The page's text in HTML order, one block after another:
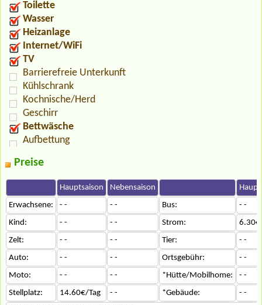
Toilette
Wasser
Heizanlage
Internet/WiFi
TV
Barrierefreie Unterkunft
Kühlschrank
Kochnische/Herd
Geschirr
Bettwäsche
Aufbettung
Preise
Hauptsaison Nebensaison
Erwachsene:
- - - - Bus:
- -
Kind:
- - - - Strom:
Zelt:
- - - - Tier:
- -
Auto:
- - - - Ortsgebühr:
- -
Moto:
- - - - *Hütte/Mobilhome:
- -
Stellplatz:
14.60€/Tag - - *Gebäude:
- -